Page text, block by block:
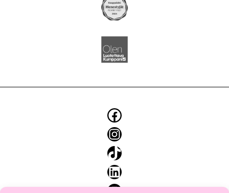
Brändi ja identiteetti
Digitaaliset ratkaisut
Konseptit ja kampanjat
Sisällöntuotanto ja some
Yhteiskunnallinen markkinointi
Facebook
Instagram
TikTok
LinkedIn
YouTube